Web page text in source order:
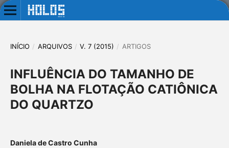
INÍCIO / ARQUIVOS / V. 7 (2015) / ARTIGOS
INFLUÊNCIA DO TAMANHO DE
BOLHA NA FLOTAÇÃO CATIÔNICA
DO QUARTZO
Daniela de Castro Cunha